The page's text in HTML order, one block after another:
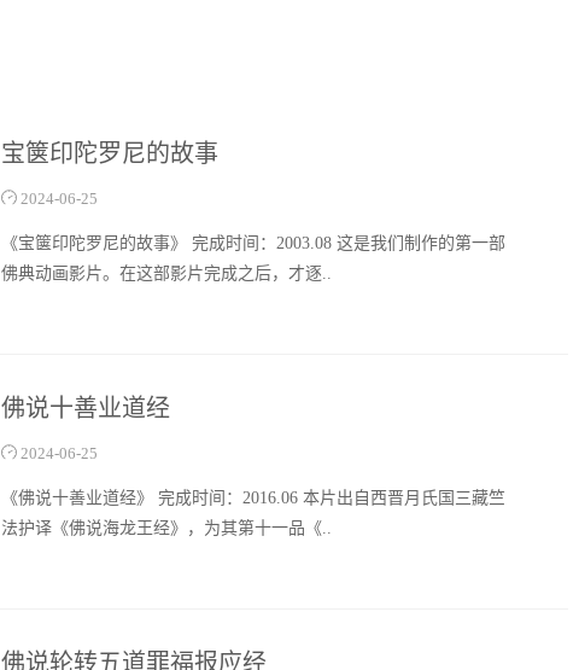
宝箧印陀罗尼的故事
2024-06-25
《宝箧印陀罗尼的故事》 完成时间：2003.08 这是我们制作的第一部
佛典动画影片。在这部影片完成之后，才逐..
佛说十善业道经
2024-06-25
《佛说十善业道经》 完成时间：2016.06 本片出自西晋月氏国三藏竺
法护译《佛说海龙王经》，为其第十一品《..
佛说轮转五道罪福报应经